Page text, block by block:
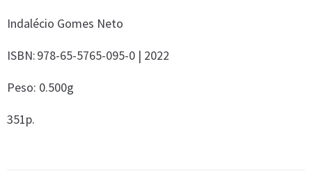
Indalécio Gomes Neto
ISBN: 978-65-5765-095-0 | 2022
Peso: 0.500g
351p.